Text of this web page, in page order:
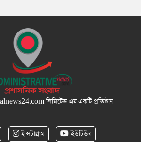
লিমিটেড এর একটি প্রতিষ্ঠান
ইন্সটাগ্রাম ইউটিউব